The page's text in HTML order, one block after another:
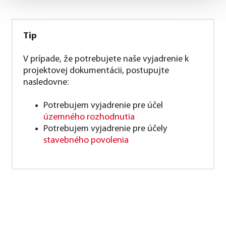
Tip
V prípade, že potrebujete naše vyjadrenie k
projektovej dokumentácii, postupujte
nasledovne:
Potrebujem vyjadrenie pre účel
územného rozhodnutia
Potrebujem vyjadrenie pre účely
stavebného povolenia